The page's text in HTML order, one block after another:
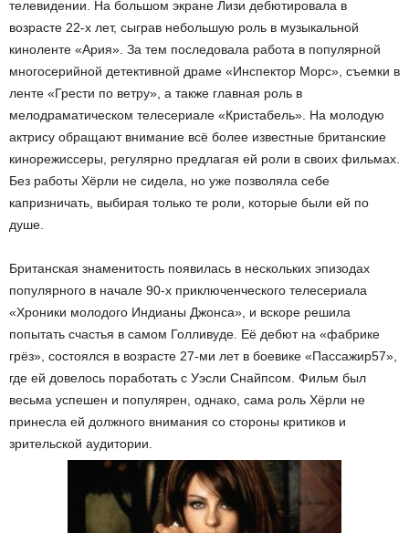
телевидении. На большом экране Лизи дебютировала в
возрасте 22-х лет, сыграв небольшую роль в музыкальной
киноленте «Ария». За тем последовала работа в популярной
многосерийной детективной драме «Инспектор Морс», съемки в
ленте «Грести по ветру», а также главная роль в
мелодраматическом телесериале «Кристабель». На молодую
актрису обращают внимание всё более известные британские
кинорежиссеры, регулярно предлагая ей роли в своих фильмах.
Без работы Хёрли не сидела, но уже позволяла себе
капризничать, выбирая только те роли, которые были ей по
душе.
Британская знаменитость появилась в нескольких эпизодах
популярного в начале 90-х приключенческого телесериала
«Хроники молодого Индианы Джонса», и вскоре решила
попытать счастья в самом Голливуде. Её дебют на «фабрике
грёз», состоялся в возрасте 27-ми лет в боевике «Пассажир57»,
где ей довелось поработать с Уэсли Снайпсом. Фильм был
весьма успешен и популярен, однако, сама роль Хёрли не
принесла ей должного внимания со стороны критиков и
зрительской аудитории.